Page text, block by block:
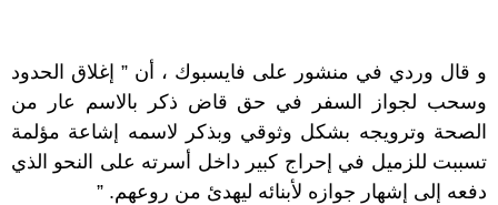
و قال وردي في منشور على فايسبوك ، أن ” إغلاق الحدود
وسحب لجواز السفر في حق قاض ذكر بالاسم عار من
الصحة وترويجه بشكل وثوقي وبذكر لاسمه إشاعة مؤلمة
تسببت للزميل في إحراج كبير داخل أسرته على النحو الذي
دفعه إلى إشهار جوازه لأبنائه ليهدئ من روعهم. ”